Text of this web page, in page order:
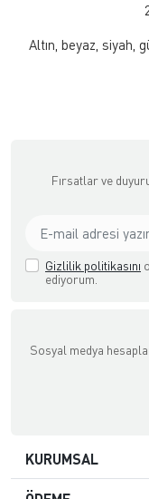
Altın, beyaz, siyah,
Fırsatlar ve
Gizlilik politikasını
ediyorum.
Sosyal medya
KURUMSAL